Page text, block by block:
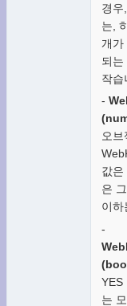
경우
는,
개가
되는
작습
-
오브
값은
은
이
-
YES
는